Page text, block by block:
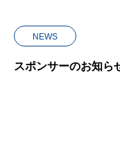
NEWS
スポンサーのお知ら